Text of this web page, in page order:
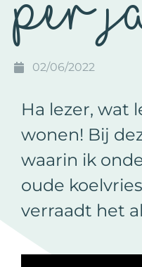
02/06/2022
Ha lezer, wat
wonen! Bij
waarin ik
oude
verraadt het